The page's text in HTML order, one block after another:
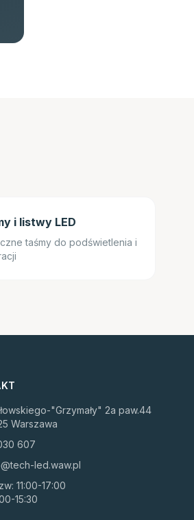
i listwy LED
taśmy do podświetlenia i
"Grzymały" 2a paw.44
Warszawa
607
led.waw.pl
11:00-17:00
15:30